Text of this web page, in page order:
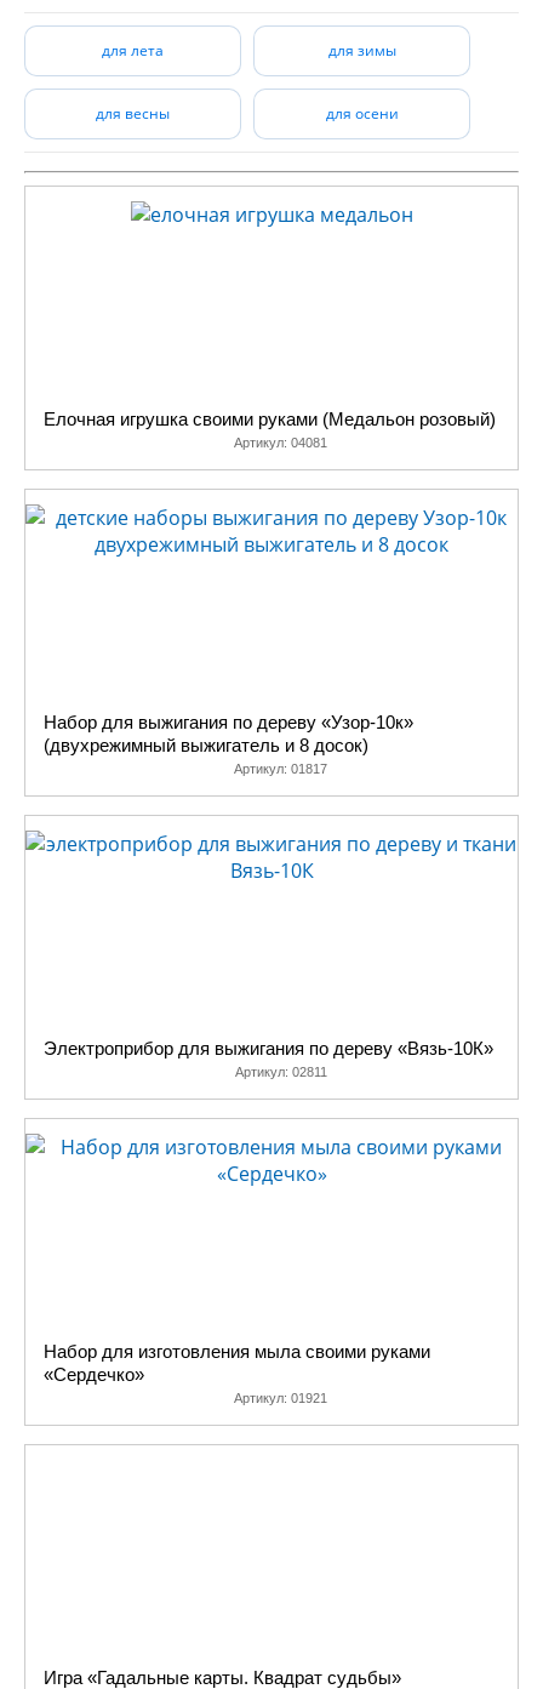
для лета для зимы
для весны для осени
Елочная игрушка своими руками (Медальон розовый)
Артикул: 04081
Набор для выжигания по дереву «Узор-10к»
(двухрежимный выжигатель и 8 досок)
Артикул: 01817
Электроприбор для выжигания по дереву «Вязь-10К»
Артикул: 02811
Набор для изготовления мыла своими руками
«Сердечко»
Артикул: 01921
Игра «Гадальные карты. Квадрат судьбы»